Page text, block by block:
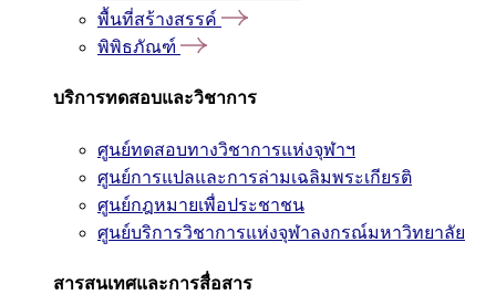
พื้นที่สร้างสรรค์
พิพิธภัณฑ์
บริการทดสอบและวิชาการ
ศูนย์ทดสอบทางวิชาการแห่งจุฬาฯ
ศูนย์การแปลและการล่ามเฉลิมพระเกียรติ
ศูนย์กฎหมายเพื่อประชาชน
ศูนย์บริการวิชาการแห่งจุฬาลงกรณ์มหาวิทยาลัย
สารสนเทศและการสื่อสาร